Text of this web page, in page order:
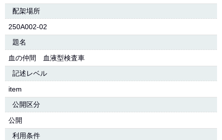
配架場所
250A002-02
題名
血の仲間 血液型検査車
記述レベル
item
公開区分
公開
利用条件